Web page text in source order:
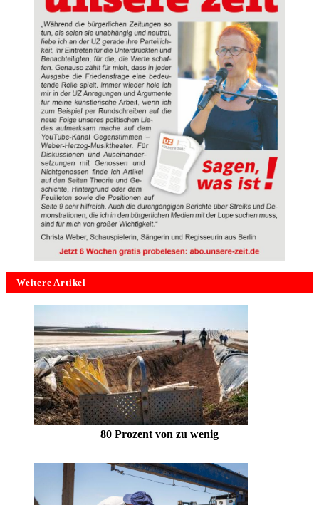
Weitere Artikel
80 Prozent von zu wenig